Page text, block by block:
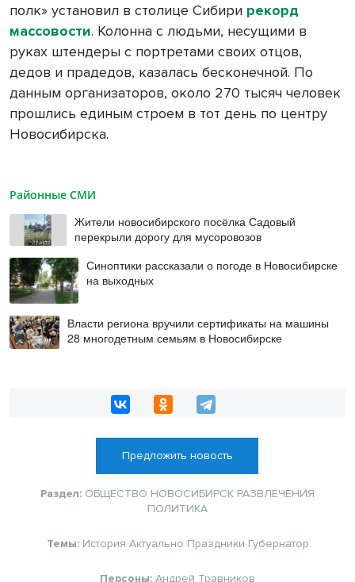
полк» установил в столице Сибири рекорд
массовости. Колонна с людьми, несущими в
руках штендеры с портретами своих отцов,
дедов и прадедов, казалась бесконечной. По
данным организаторов, около 270 тысяч человек
прошлись единым строем в тот день по центру
Новосибирска.
Районные СМИ
Жители новосибирского посёлка Садовый
перекрыли дорогу для мусоровозов
Синоптики рассказали о погоде в Новосибирске
на выходных
Власти региона вручили сертификаты на машины
28 многодетным семьям в Новосибирске
Предложить новость
Раздел: ОБЩЕСТВО НОВОСИБИРСК РАЗВЛЕЧЕНИЯ
ПОЛИТИКА
Темы: История Актуально Праздники Губернатор
Персоны: Андрей Травников